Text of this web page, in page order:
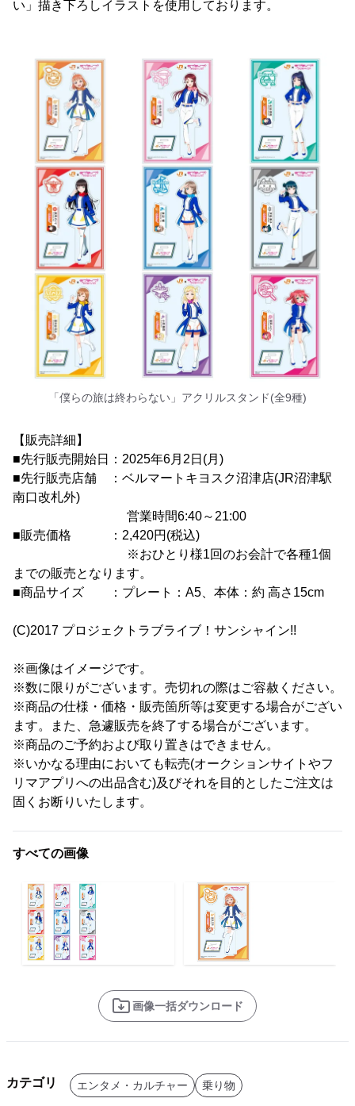
い」描き下ろしイラストを使用しております。
「僕らの旅は終わらない」アクリルスタンド(全9種)
【販売詳細】
■先行販売開始日：2025年6月2日(月)
■先行販売店舗 ：ベルマートキヨスク沼津店(JR沼津駅
南口改札外)
営業時間6:40～21:00
■販売価格 ：2,420円(税込)
※おひとり様1回のお会計で各種1個
までの販売となります。
■商品サイズ ：プレート：A5、本体：約 高さ15cm
(C)2017 プロジェクトラブライブ！サンシャイン!!
※画像はイメージです。
※数に限りがございます。売切れの際はご容赦ください。
※商品の仕様・価格・販売箇所等は変更する場合がござい
ます。また、急遽販売を終了する場合がございます。
※商品のご予約および取り置きはできません。
※いかなる理由においても転売(オークションサイトやフ
リマアプリへの出品含む)及びそれを目的としたご注文は
固くお断りいたします。
すべての画像
画像一括ダウンロード
カテゴリ エンタメ・カルチャー 乗り物